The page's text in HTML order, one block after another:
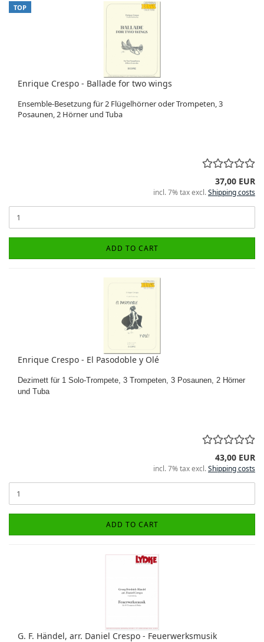
TOP
Enrique Crespo - Ballade for two wings
Ensemble-Besetzung für 2 Flügelhörner oder Trompeten, 3
Posaunen, 2 Hörner und Tuba
37,00 EUR
incl. 7% tax excl.Shipping costs
ADD TO CART
Enrique Crespo - El Pasodoble y Olé
Dezimett für 1 Solo-Trompete, 3 Trompeten, 3 Posaunen, 2 Hörner
und Tuba
43,00 EUR
incl. 7% tax excl.Shipping costs
ADD TO CART
G. F. Händel, arr. Daniel Crespo - Feuerwerksmusik